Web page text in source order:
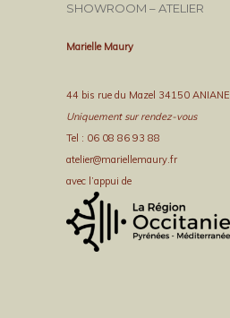
SHOWROOM – ATELIER
Marielle Maury
44 bis rue du Mazel 34150 ANIANE
Uniquement sur rendez-vous
Tel : 06 08 86 93 88
atelier@mariellemaury.fr
avec l’appui de